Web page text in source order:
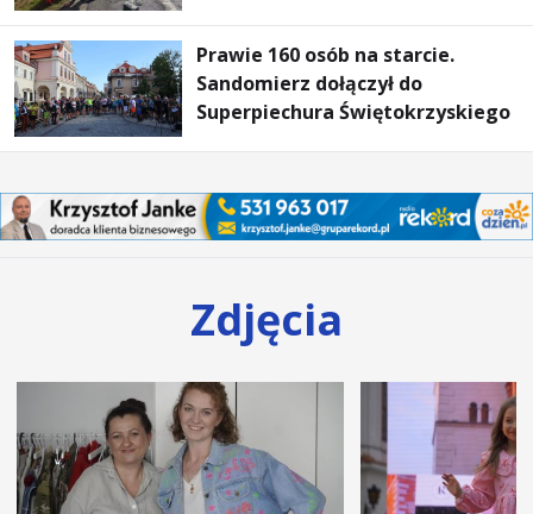
Prawie 160 osób na starcie.
Sandomierz dołączył do
Superpiechura Świętokrzyskiego
Zdjęcia